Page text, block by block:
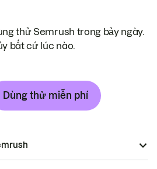
thử Semrush trong bảy ngày.
bất cứ lúc nào.
Dùng thử miễn phí